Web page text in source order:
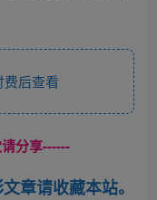
后查看
分享------
章请收藏本站。